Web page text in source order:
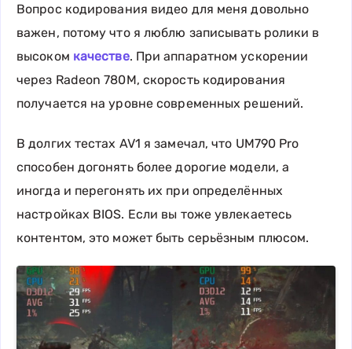
Вопрос кодирования видео для меня довольно
важен, потому что я люблю записывать ролики в
высоком качестве. При аппаратном ускорении
через Radeon 780M, скорость кодирования
получается на уровне современных решений.
В долгих тестах AV1 я замечал, что UM790 Pro
способен догонять более дорогие модели, а
иногда и перегонять их при определённых
настройках BIOS. Если вы тоже увлекаетесь
контентом, это может быть серьёзным плюсом.